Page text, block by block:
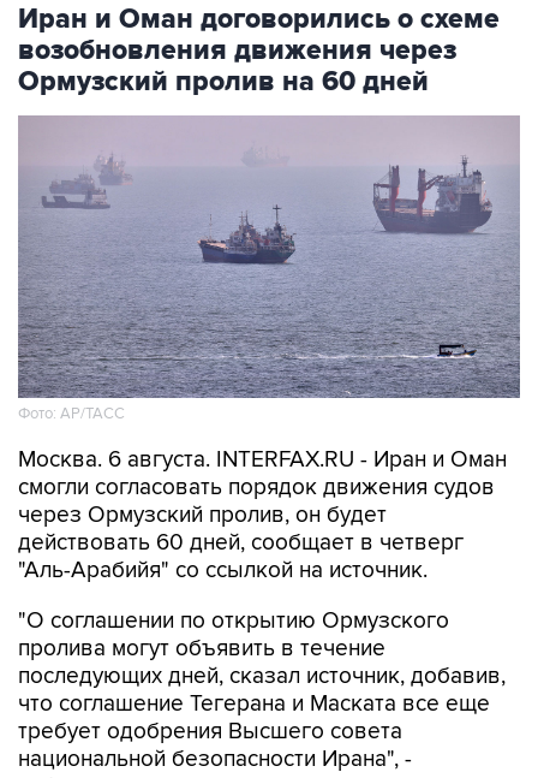
Иран и Оман договорились о схеме
возобновления движения через
Ормузский пролив на 60 дней
Фото: AP/ТАСС
Москва. 6 августа. INTERFAX.RU - Иран и Оман
смогли согласовать порядок движения судов
через Ормузский пролив, он будет
действовать 60 дней, сообщает в четверг
"Аль-Арабийя" со ссылкой на источник.
"О соглашении по открытию Ормузского
пролива могут объявить в течение
последующих дней, сказал источник, добавив,
что соглашение Тегерана и Маската все еще
требует одобрения Высшего совета
национальной безопасности Ирана", -